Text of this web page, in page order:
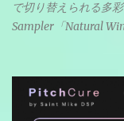
で切り替えられる多
Sampler「Natural